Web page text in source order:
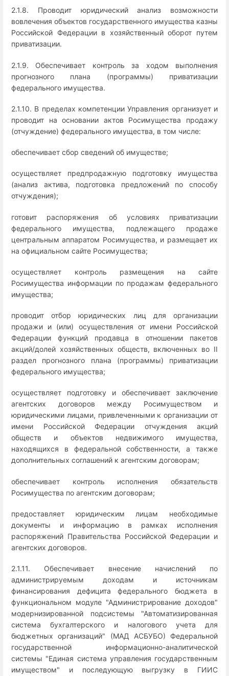
2.1.8. Проводит юридический анализ возможности
вовлечения объектов государственного имущества казны
Российской Федерации в хозяйственный оборот путем
приватизации.
2.1.9. Обеспечивает контроль за ходом выполнения
прогнозного плана (программы) приватизации
федерального имущества.
2.1.10. В пределах компетенции Управления организует и
проводит на основании актов Росимущества продажу
(отчуждение) федерального имущества, в том числе:
обеспечивает сбор сведений об имуществе;
осуществляет предпродажную подготовку имущества
(анализ актива, подготовка предложений по способу
отчуждения);
готовит распоряжения об условиях приватизации
федерального имущества, подлежащего продаже
центральным аппаратом Росимущества, и размещает их
на официальном сайте Росимущества;
осуществляет контроль размещения на сайте
Росимущества информации по продажам федерального
имущества;
проводит отбор юридических лиц для организации
продажи и (или) осуществления от имени Российской
Федерации функций продавца в отношении пакетов
акций/долей хозяйственных обществ, включенных во II
раздел прогнозного плана (программы) приватизации
федерального имущества;
осуществляет подготовку и обеспечивает заключение
агентских договоров между Росимуществом и
юридическими лицами, привлеченными к организации от
имени Российской Федерации отчуждения акций
обществ и объектов недвижимого имущества,
находящихся в федеральной собственности, а также
дополнительных соглашений к агентским договорам;
обеспечивает контроль исполнения обязательств
Росимущества по агентским договорам;
предоставляет юридическим лицам необходимые
документы и информацию в рамках исполнения
распоряжений Правительства Российской Федерации и
агентских договоров.
2.1.11. Обеспечивает внесение начислений по
администрируемым доходам и источникам
финансирования дефицита федерального бюджета в
функциональном модуле "Администрирование доходов"
модернизированной подсистемы "Автоматизированная
система бухгалтерского и налогового учета для
бюджетных организаций" (МАД АСБУБО) Федеральной
государственной информационно-аналитической
системы "Единая система управления государственным
имуществом" и последующую выгрузку в ГИИС